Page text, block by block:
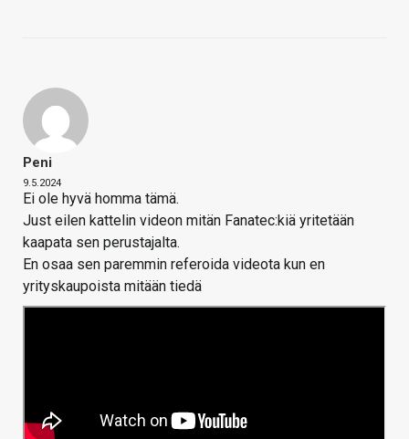
Peni
9.5.2024
Ei ole hyvä homma tämä.
Just eilen kattelin videon mitän Fanatec:kiä yritetään
kaapata sen perustajalta.
En osaa sen paremmin referoida videota kun en
yrityskaupoista mitään tiedä